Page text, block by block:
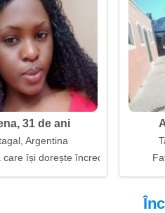
31 de ani
Argentina
care își dorește încredere și